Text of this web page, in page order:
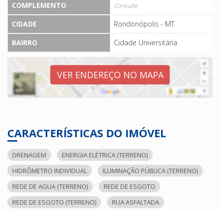
COMPLEMENTO Consulte
CIDADE
Rondonópolis - MT
BAIRRO
Cidade Universitária
VER ENDEREÇO NO MAPA
CARACTERÍSTICAS DO IMÓVEL
DRENAGEM
ENERGIA ELÉTRICA (TERRENO)
HIDRÔMETRO INDIVIDUAL
ILUMINAÇÃO PÚBLICA (TERRENO)
REDE DE AGUA (TERRENO)
REDE DE ESGOTO
REDE DE ESGOTO (TERRENO)
RUA ASFALTADA